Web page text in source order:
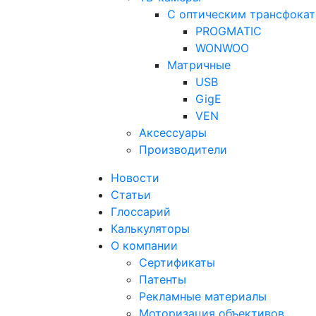
С оптическим
PROGMATIC
WONWOO
Матричные
USB
GigE
VEN
Аксессуары
Производители
Новости
Статьи
Глоссарий
Калькуляторы
О компании
Сертификаты
Патенты
Рекламные материалы
Моторизация объективов